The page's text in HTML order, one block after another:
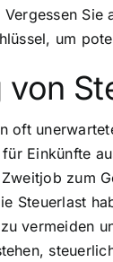
um
oft
Einkünfte
zum
Steuerlast
vermeiden